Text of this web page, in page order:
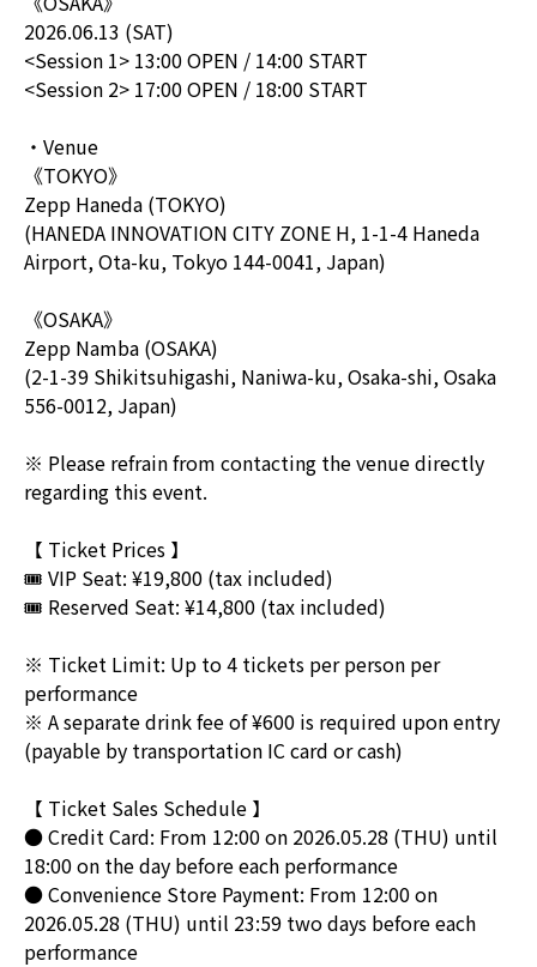
2026.06.13 (SAT)
<Session 1> 13:00 OPEN / 14:00 START
<Session 2> 17:00 OPEN / 18:00 START
・Venue
《TOKYO》
Zepp Haneda (TOKYO)
(HANEDA INNOVATION CITY ZONE H, 1-1-4 Haneda
Airport, Ota-ku, Tokyo 144-0041, Japan)
《OSAKA》
Zepp Namba (OSAKA)
(2-1-39 Shikitsuhigashi, Naniwa-ku, Osaka-shi, Osaka
556-0012, Japan)
※ Please refrain from contacting the venue directly
regarding this event.
【 Ticket Prices 】
🎟️ VIP Seat: ¥19,800 (tax included)
🎟️ Reserved Seat: ¥14,800 (tax included)
※ Ticket Limit: Up to 4 tickets per person per
performance
※ A separate drink fee of ¥600 is required upon entry
(payable by transportation IC card or cash)
【 Ticket Sales Schedule 】
● Credit Card: From 12:00 on 2026.05.28 (THU) until
18:00 on the day before each performance
● Convenience Store Payment: From 12:00 on
2026.05.28 (THU) until 23:59 two days before each
performance